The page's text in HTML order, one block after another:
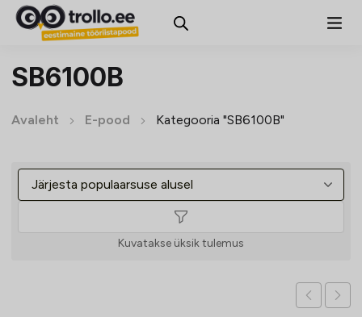
SB6100B
Avaleht E-pood Kategooria "SB6100B"
Kuvatakse üksik tulemus